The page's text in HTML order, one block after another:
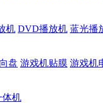
机 DVD播放机 蓝光播
盘 游戏机贴膜 游戏机
体机